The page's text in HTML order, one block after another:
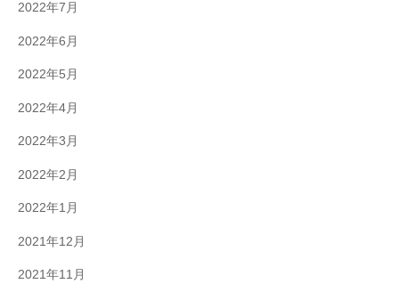
2022年7月
2022年6月
2022年5月
2022年4月
2022年3月
2022年2月
2022年1月
2021年12月
2021年11月